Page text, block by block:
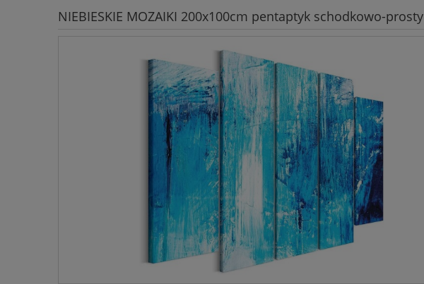
NIEBIESKIE MOZAIKI 200x100cm pentaptyk schodkowo-prosty